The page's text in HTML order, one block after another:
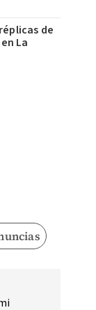
de
La